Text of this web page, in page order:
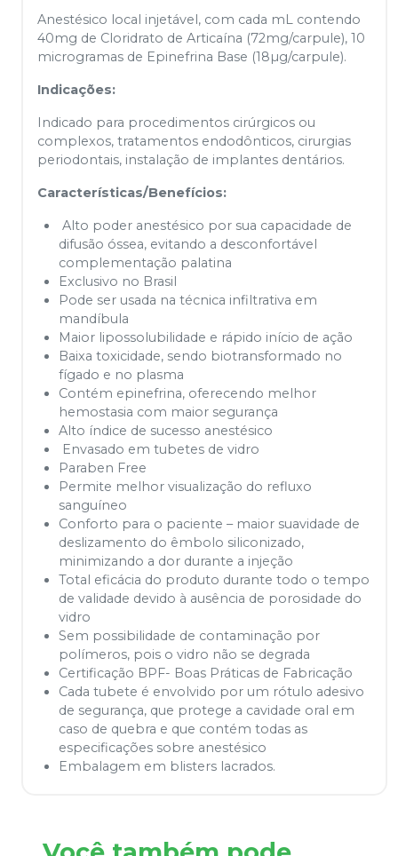
Anestésico local injetável, com cada mL contendo
40mg de Cloridrato de Articaína (72mg/carpule), 10
microgramas de Epinefrina Base (18µg/carpule).
Indicações:
Indicado para procedimentos cirúrgicos ou
complexos, tratamentos endodônticos, cirurgias
periodontais, instalação de implantes dentários.
Características/Benefícios:
Alto poder anestésico por sua capacidade de
difusão óssea, evitando a desconfortável
complementação palatina
Exclusivo no Brasil
Pode ser usada na técnica infiltrativa em
mandíbula
Maior lipossolubilidade e rápido início de ação
Baixa toxicidade, sendo biotransformado no
fígado e no plasma
Contém epinefrina, oferecendo melhor
hemostasia com maior segurança
Alto índice de sucesso anestésico
Envasado em tubetes de vidro
Paraben Free
Permite melhor visualização do refluxo
sanguíneo
Conforto para o paciente – maior suavidade de
deslizamento do êmbolo siliconizado,
minimizando a dor durante a injeção
Total eficácia do produto durante todo o tempo
de validade devido à ausência de porosidade do
vidro
Sem possibilidade de contaminação por
polímeros, pois o vidro não se degrada
Certificação BPF- Boas Práticas de Fabricação
Cada tubete é envolvido por um rótulo adesivo
de segurança, que protege a cavidade oral em
caso de quebra e que contém todas as
especificações sobre anestésico
Embalagem em blisters lacrados.